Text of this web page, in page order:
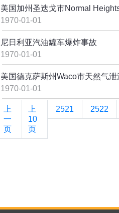
美国加州圣迭戈市Normal
1970-01-01
尼日利亚汽油罐车爆炸事故
1970-01-01
美国德克萨斯州Waco市天然气泄
1970-01-01
上
一
页
上
10
页
2521 2522